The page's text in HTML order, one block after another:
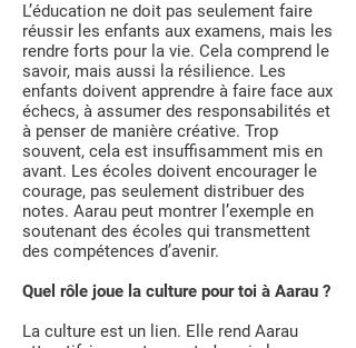
L’éducation ne doit pas seulement faire
réussir les enfants aux examens, mais les
rendre forts pour la vie. Cela comprend le
savoir, mais aussi la résilience. Les
enfants doivent apprendre à faire face aux
échecs, à assumer des responsabilités et
à penser de manière créative. Trop
souvent, cela est insuffisamment mis en
avant. Les écoles doivent encourager le
courage, pas seulement distribuer des
notes. Aarau peut montrer l’exemple en
soutenant des écoles qui transmettent
des compétences d’avenir.
Quel rôle joue la culture pour toi à Aarau ?
La culture est un lien. Elle rend Aarau